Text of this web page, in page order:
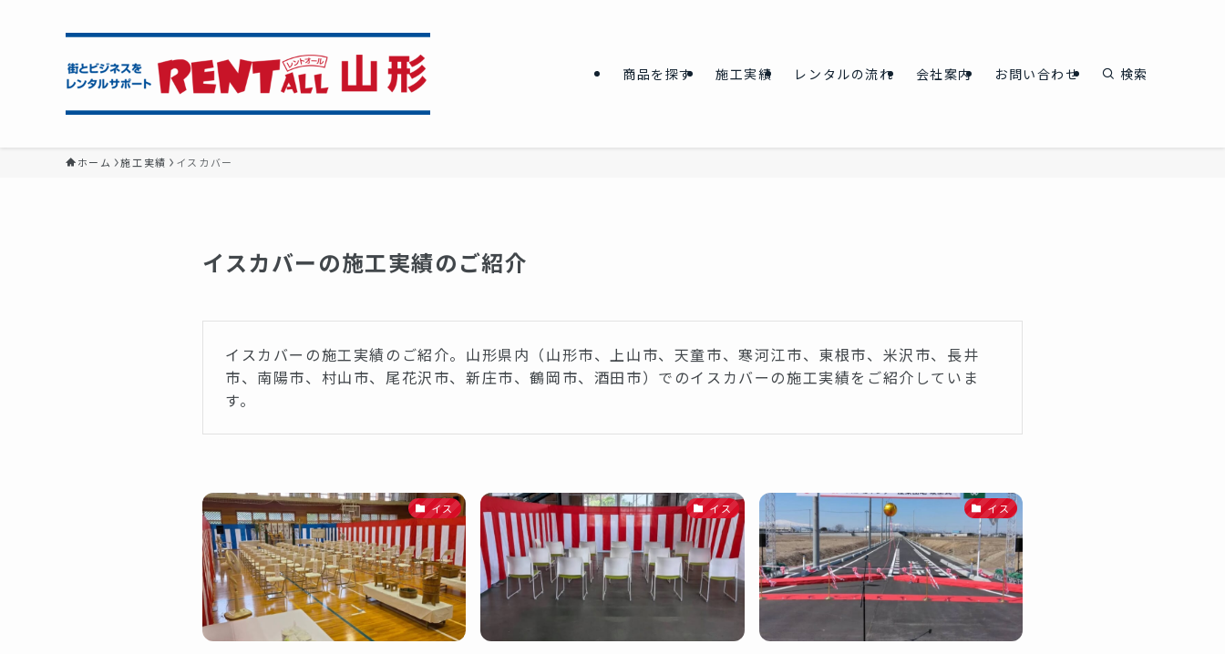
商品を探す 施工実績 レンタルの流れ 会社案内 お問い合わせ 検索
ホーム 施工実績 イスカバー
イスカバーの施工実績のご紹介
イスカバーの施工実績のご紹介。山形県内（山形市、上山市、天童市、寒河江市、東根市、米沢市、長井
市、南陽市、村山市、尾花沢市、新庄市、鶴岡市、酒田市）でのイスカバーの施工実績をご紹介していま
す。
イス イス イス